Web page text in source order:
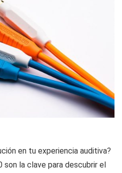
en tu experiencia auditiva?
son la clave para descubrir el